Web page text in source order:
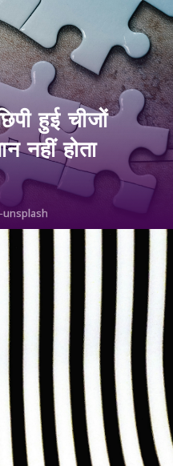
unsplash
हुई चीजों
नहीं होता